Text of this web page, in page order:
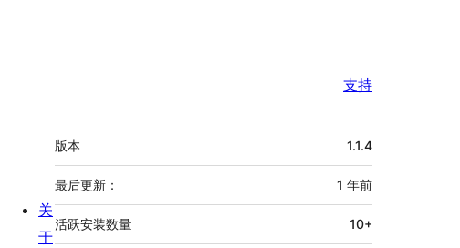
支持
额
外
信
息
版本 1.1.4
最后更新： 1 年前
活跃安装数量 10+
关
于